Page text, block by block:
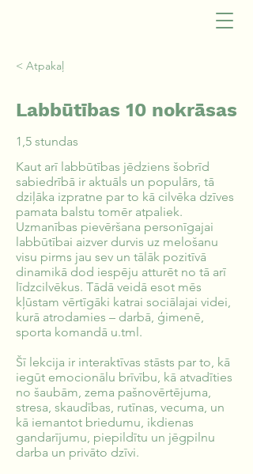
< Atpakaļ
Labbūtības 10 nokrāsas
1,5 stundas
Kaut arī labbūtības jēdziens šobrīd
sabiedrībā ir aktuāls un populārs, tā
dziļāka izpratne par to kā cilvēka dzīves
pamata balstu tomēr atpaliek.
Uzmanības pievēršana personīgajai
labbūtībai aizver durvis uz melošanu
visu pirms jau sev un tālāk pozitīvā
dinamikā dod iespēju atturēt no tā arī
līdzcilvēkus. Tādā veidā esot mēs
kļūstam vērtīgāki katrai sociālajai videi,
kurā atrodamies – darbā, ģimenē,
sporta komandā u.tml.
Šī lekcija ir interaktīvas stāsts par to, kā
iegūt emocionālu brīvību, kā atvadīties
no šaubām, zema pašnovērtējuma,
stresa, skaudības, rutīnas, vecuma, un
kā iemantot briedumu, ikdienas
gandarījumu, piepildītu un jēgpilnu
darba un privāto dzīvi.